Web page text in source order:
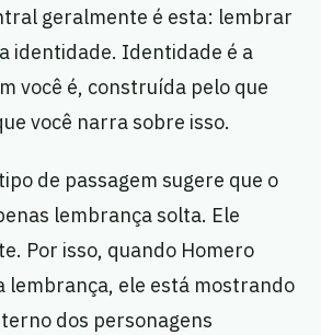
geralmente é esta: lembrar
identidade. Identidade é a
você é, construída pelo que
você narra sobre isso.
de passagem sugere que o
lembrança solta. Ele
Por isso, quando Homero
lembrança, ele está mostrando
dos personagens